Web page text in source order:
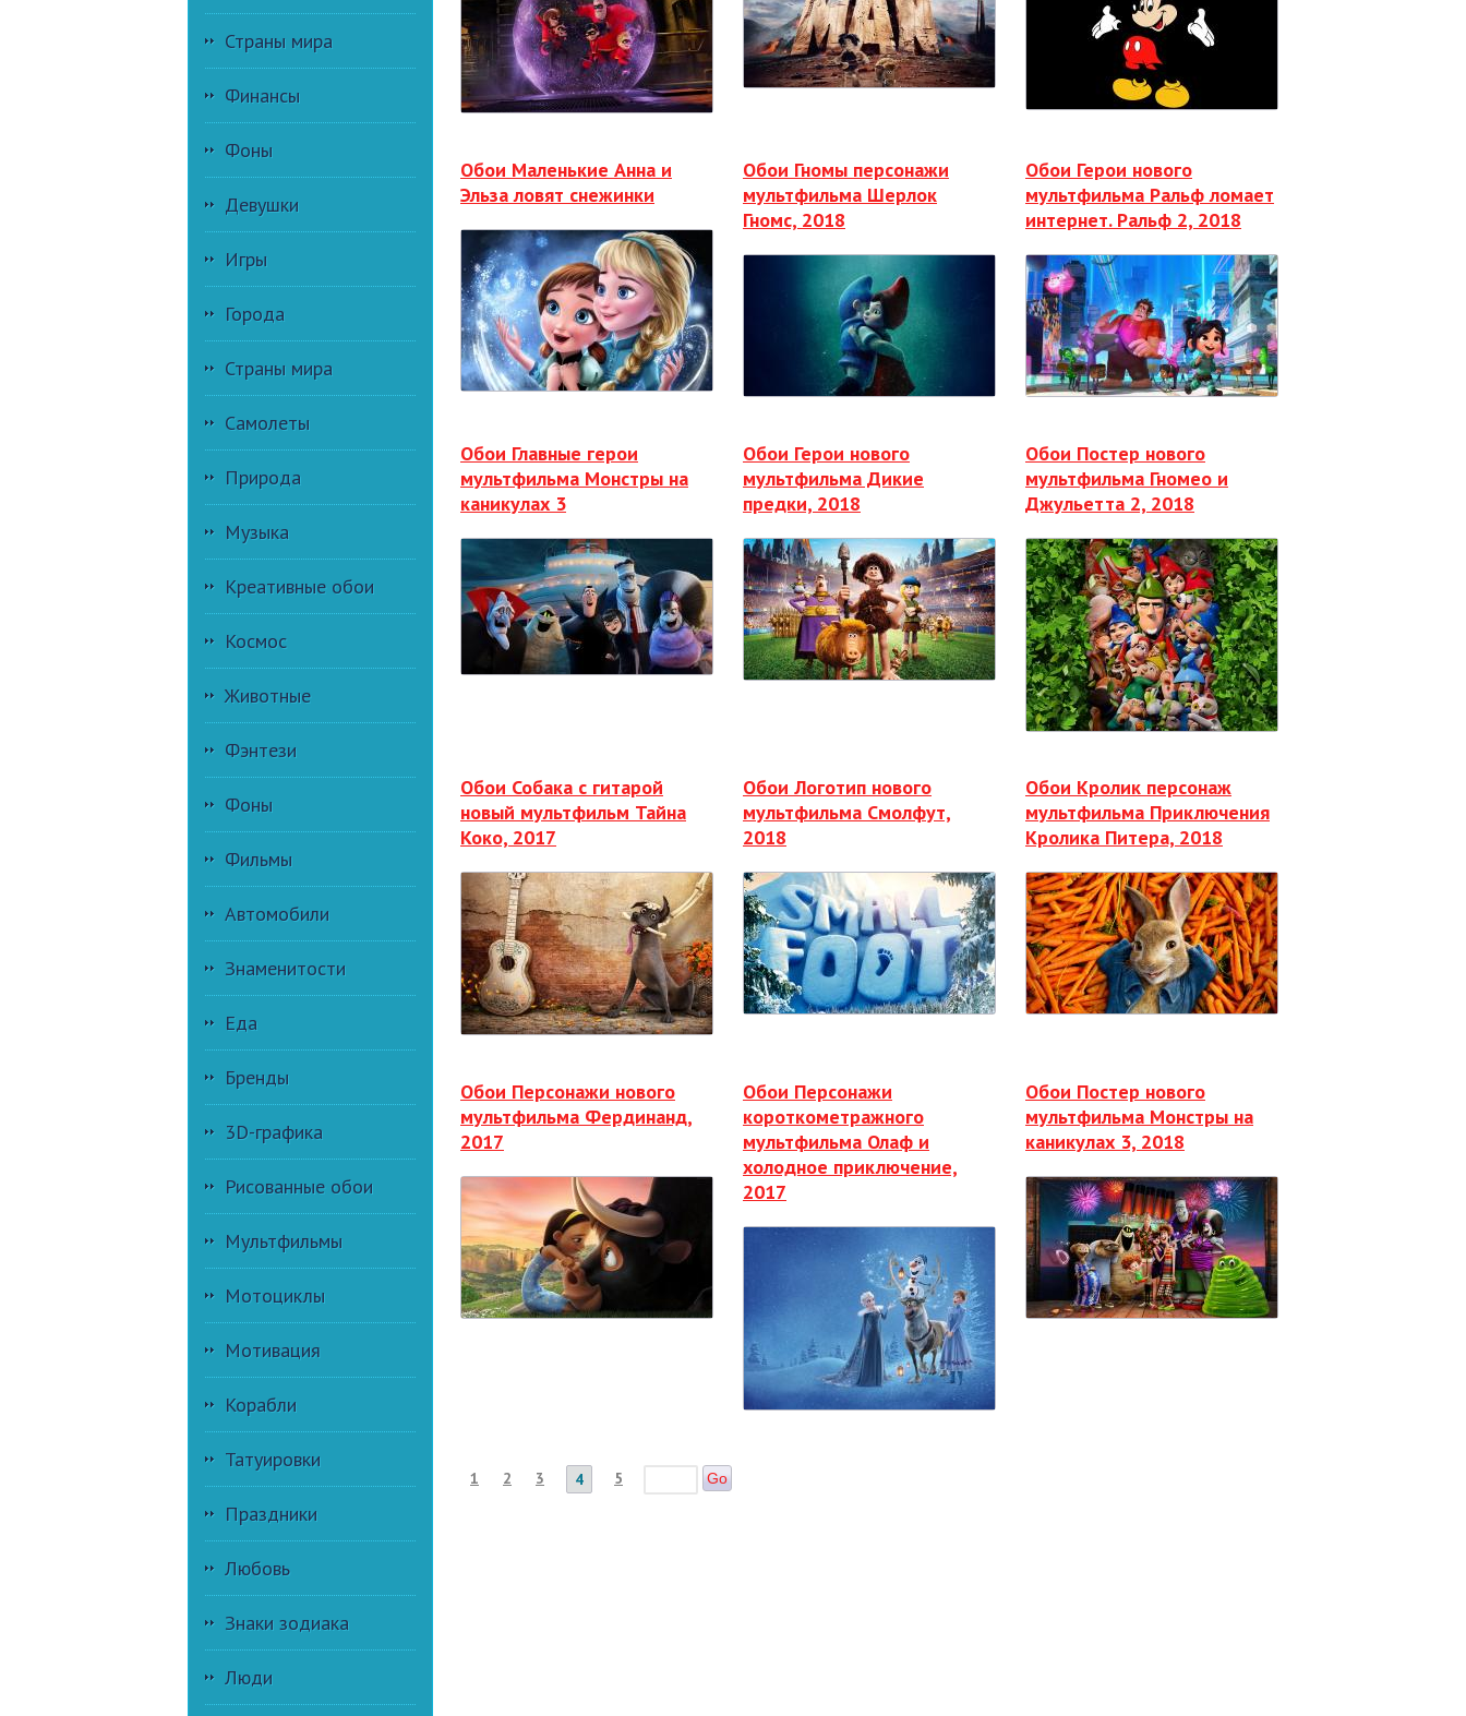
Страны мира
Финансы
Фоны
Девушки
Игры
Города
Страны мира
Самолеты
Природа
Музыка
Креативные обои
Космос
Животные
Фэнтези
Фоны
Фильмы
Автомобили
Знаменитости
Еда
Бренды
3D-графика
Рисованные обои
Мультфильмы
Мотоциклы
Мотивация
Корабли
Татуировки
Праздники
Любовь
Знаки зодиака
Люди
Обои Маленькие Анна и
Эльза ловят снежинки
Обои Гномы персонажи
мультфильма Шерлок
Гномс, 2018
Обои Герои нового
мультфильма Ральф ломает
интернет. Ральф 2, 2018
Обои Главные герои
мультфильма Монстры на
каникулах 3
Обои Герои нового
мультфильма Дикие
предки, 2018
Обои Постер нового
мультфильма Гномео и
Джульетта 2, 2018
Обои Собака с гитарой
новый мультфильм Тайна
Коко, 2017
Обои Логотип нового
мультфильма Смолфут,
2018
Обои Кролик персонаж
мультфильма Приключения
Кролика Питера, 2018
Обои Персонажи нового
мультфильма Фердинанд,
2017
Обои Персонажи
короткометражного
мультфильма Олаф и
холодное приключение,
2017
Обои Постер нового
мультфильма Монстры на
каникулах 3, 2018
1 2 3 4 5 Go